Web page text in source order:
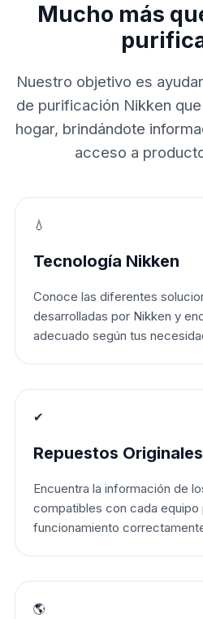
Mucho más
Nuestro objetivo es
de purificación Nikken
hogar, brindándote
acceso a
💧
Tecnología Nikken
Conoce las diferentes
desarrolladas por Nikken y
adecuado según tus
✔
Repuestos Originales
Encuentra la información de
compatibles con cada equipo
funcionamiento
🌎